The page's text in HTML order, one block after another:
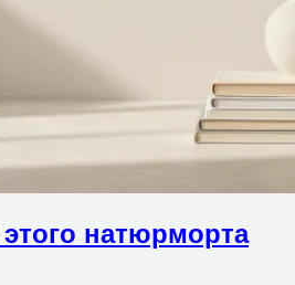
натюрморта